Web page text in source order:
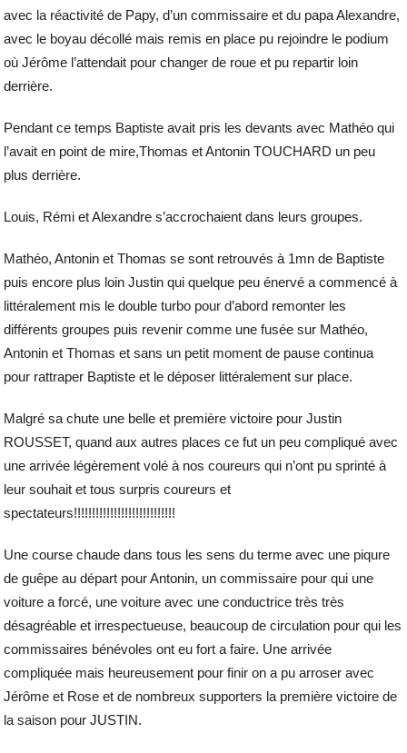
avec la réactivité de Papy, d’un commissaire et du papa Alexandre,
avec le boyau décollé mais remis en place pu rejoindre le podium
où Jérôme l’attendait pour changer de roue et pu repartir loin
derrière.
Pendant ce temps Baptiste avait pris les devants avec Mathéo qui
l’avait en point de mire,Thomas et Antonin TOUCHARD un peu
plus derrière.
Louis, Rémi et Alexandre s’accrochaient dans leurs groupes.
Mathéo, Antonin et Thomas se sont retrouvés à 1mn de Baptiste
puis encore plus loin Justin qui quelque peu énervé a commencé à
littéralement mis le double turbo pour d’abord remonter les
différents groupes puis revenir comme une fusée sur Mathéo,
Antonin et Thomas et sans un petit moment de pause continua
pour rattraper Baptiste et le déposer littéralement sur place.
Malgré sa chute une belle et première victoire pour Justin
ROUSSET, quand aux autres places ce fut un peu compliqué avec
une arrivée légèrement volé à nos coureurs qui n’ont pu sprinté à
leur souhait et tous surpris coureurs et
spectateurs!!!!!!!!!!!!!!!!!!!!!!!!!!!!
Une course chaude dans tous les sens du terme avec une piqure
de guêpe au départ pour Antonin, un commissaire pour qui une
voiture a forcé, une voiture avec une conductrice très très
désagréable et irrespectueuse, beaucoup de circulation pour qui les
commissaires bénévoles ont eu fort a faire. Une arrivée
compliquée mais heureusement pour finir on a pu arroser avec
Jérôme et Rose et de nombreux supporters la première victoire de
la saison pour JUSTIN.